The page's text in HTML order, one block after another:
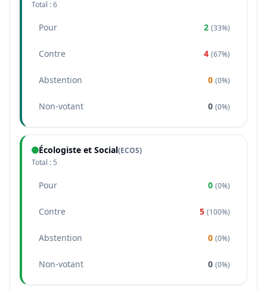
Total :6
Pour 2 (33%)
Contre 4 (67%)
Abstention 0 (0%)
Non-votant 0 (0%)
Écologiste et Social(ECOS)
Total : 5
Pour 0 (0%)
Contre 5 (100%)
Abstention 0 (0%)
Non-votant 0 (0%)